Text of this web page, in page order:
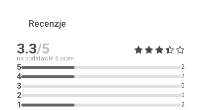
Recenzje
3.3/5
na podstawie 6 ocen
5 2
4 2
3 0
2 0
1 2